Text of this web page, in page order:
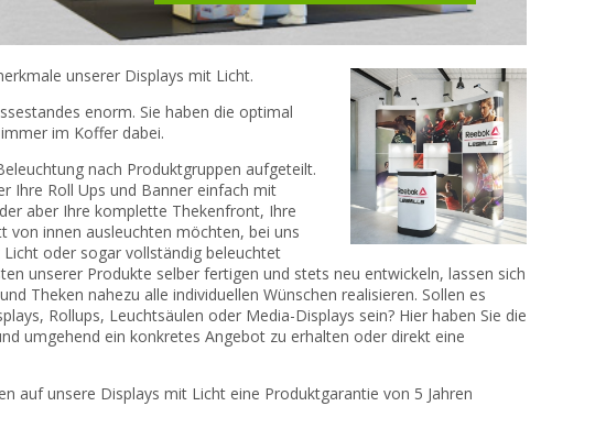
unserer Displays mit Licht.
enorm. Sie haben die optimal
im Koffer dabei.
nach Produktgruppen aufgeteilt.
Ihre Roll Ups und Banner einfach mit
aber Ihre komplette Thekenfront, Ihre
von innen ausleuchten möchten, bei uns
oder sogar vollständig beleuchtet
unserer Produkte selber fertigen und stets neu entwickeln, lassen sich
Theken nahezu alle individuellen Wünschen realisieren. Sollen es
Rollups, Leuchtsäulen oder Media-Displays sein? Hier haben Sie die
umgehend ein konkretes Angebot zu erhalten oder direkt eine
auf unsere Displays mit Licht eine Produktgarantie von 5 Jahren